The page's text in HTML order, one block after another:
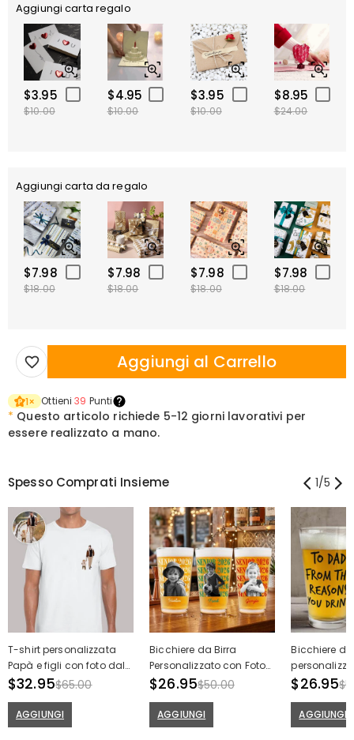
Aggiungi carta regalo
$3.95
$10.00
$4.95
$10.00
$3.95
$10.00
$8.95
$24.00
Aggiungi carta da regalo
$7.98
$18.00
$7.98
$18.00
$7.98
$18.00
$7.98
$18.00
Aggiungi al Carrello
1× Ottieni39 Punti
* Questo articolo richiede 5-12 giorni lavorativi per
essere realizzato a mano.
Spesso Comprati Insieme 1/5
T-shirt personalizzata
Papà e figli con foto dal
design accattivante
papà
$32.95$65.00
AGGIUNGI
Bicchiere da Birra
Personalizzato con Foto
Nome e Anno
Regalo di Laurea
$26.95$50.00
AGGIUNGI
Bicchiere
bambini
$26.95
AGGIUNGI